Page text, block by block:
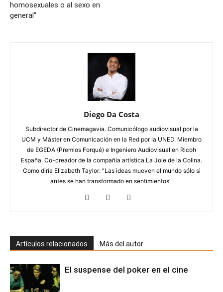
homosexuales o al sexo en
general"
Diego Da Costa
Subdirector de Cinemagavia. Comunicólogo audiovisual por la
UCM y Máster en Comunicación en la Red por la UNED. Miembro
de EGEDA (Premios Forqué) e Ingeniero Audiovisual en Ricoh
España. Co-creador de la compañía artística La Joie de la Colina.
Como diría Elizabeth Taylor: "Las ideas mueven el mundo sólo si
antes se han transformado en sentimientos".
Artículos relacionados Más del autor
El suspense del poker en el cine